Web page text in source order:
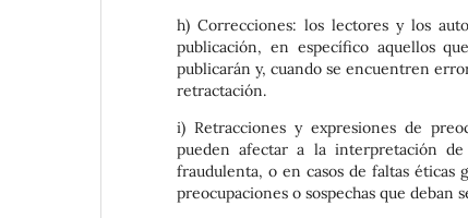
h) Correcciones: los lectores y los
publicación, en específico aquellos
publicarán y, cuando se encuentren
retractación.
i) Retracciones y expresiones de
pueden afectar a la interpretación
fraudulenta, o en casos de faltas éticas
preocupaciones o sospechas que deban